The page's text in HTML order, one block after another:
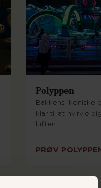
Polyppen
Bakkens ikoniske
klar til at hvirvle
luften.
PRØV